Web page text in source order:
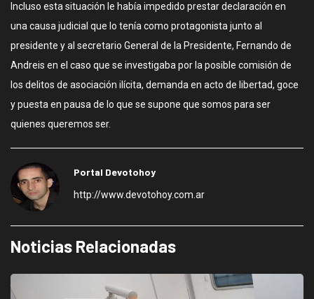
Incluso esta situación le había impedido prestar declaración en
una causa judicial que lo tenía como protagonista junto al
presidente y al secretario General de la Presidente, Fernando de
Andreis en el caso que se investigaba por la posible comisión de
los delitos de asociación ilícita, demanda en acto de libertad, goce
y puesta en pausa de lo que se supone que somos para ser
quienes queremos ser.
Portal Devotohoy
http://www.devotohoy.com.ar
Noticias Relacionadas